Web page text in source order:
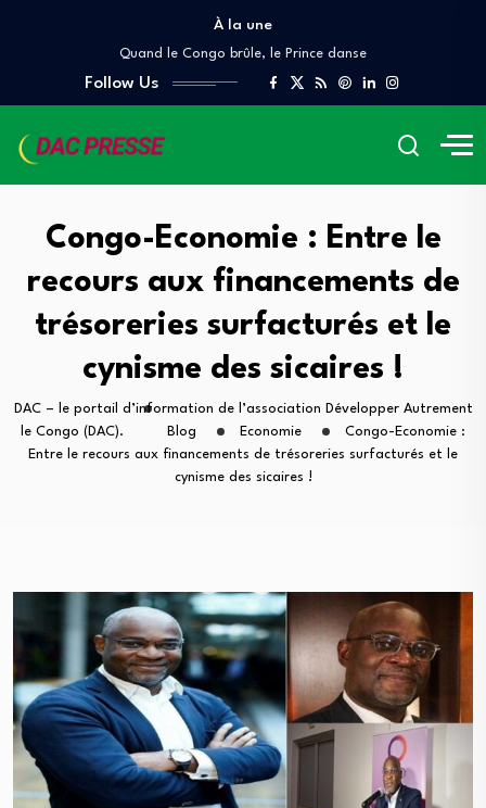
À la une
Denis Sassou Nguesso, le Scorpion, et les…
Quand le Congo brûle, le Prince danse
À QUAND UN AUDIT INDÉPENDANT DES GRANDS…
Lettre ouverte A Mr Pierre Mabiala, Ministre…
COUR DES COMPTES ET DE DISCIPLINE BUDGÉTAIRE
À QUAND UN AUDIT INDÉPENDANT DES GRANDS…
Follow Us
Congo-Economie : Entre le
recours aux financements de
trésoreries surfacturés et le
cynisme des sicaires !
DAC – le portail d’information de l’association Développer Autrement
le Congo (DAC).
Blog Economie
Congo-Economie :
Entre le recours aux financements de trésoreries surfacturés et le
cynisme des sicaires !